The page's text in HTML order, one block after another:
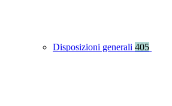
Disposizioni generali 405